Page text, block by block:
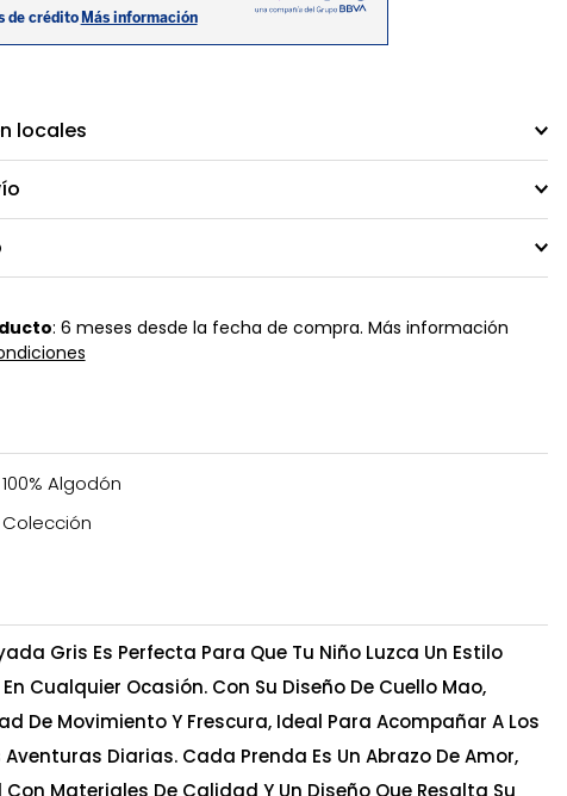
locales
: 6 meses desde la fecha de compra. Más información
100% Algodón
Colección
Gris Es Perfecta Para Que Tu Niño Luzca Un Estilo
Cualquier Ocasión. Con Su Diseño De Cuello Mao,
De Movimiento Y Frescura, Ideal Para Acompañar A Los
Aventuras Diarias. Cada Prenda Es Un Abrazo De Amor,
Materiales De Calidad Y Un Diseño Que Resalta Su